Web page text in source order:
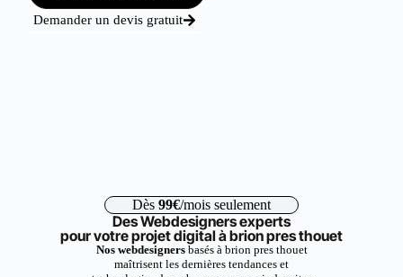
Demander un devis gratuit
Dès 99€/mois seulement
Des Webdesigners experts
pour votre projet digital à brion pres thouet
Nos webdesignersbasés à brion pres thouet
maîtrisent les dernières tendances et